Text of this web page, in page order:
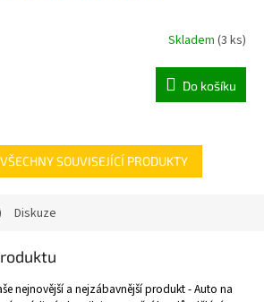
Skladem (3 ks)
Do košíku
SOUVISEJÍCÍ PRODUKTY
Diskuze
nejnovější a nejzábavnější produkt - Auto na